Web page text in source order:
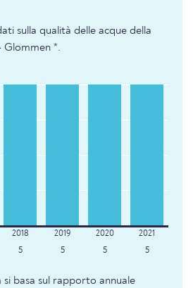
sulla qualità delle acque della
Glommen *.
5 5 5 5
basa sul rapporto annuale